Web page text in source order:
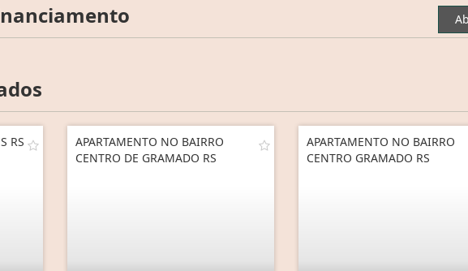
RS
APARTAMENTO NO BAIRRO
CENTRO DE GRAMADO RS
APARTAMENTO NO BAIRRO
CENTRO GRAMADO RS